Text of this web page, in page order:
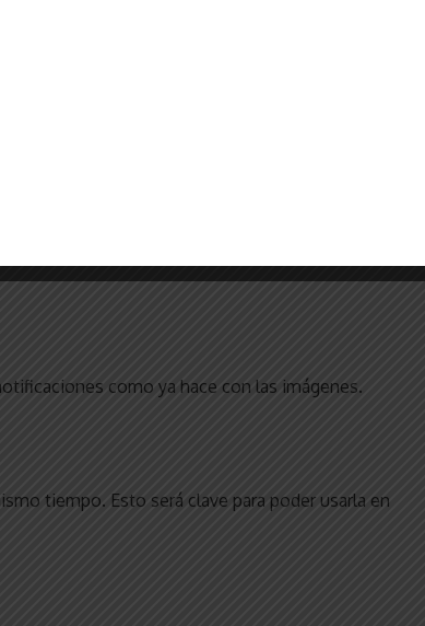
WhatsApp desde un navegador externo. La
incorporar su propio navegador integrado para ver
Grupos o en chats individuales.
especiales y en 2020 tendrá nuevos filtros o
como ya hace con las imágenes.
tiempo. Esto será clave para poder usarla en